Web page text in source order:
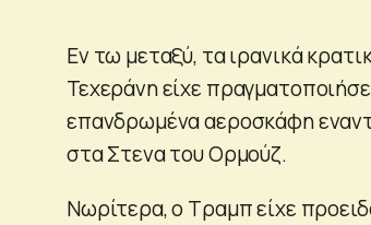
Εν τω μεταξύ, τα ιρανικά
Τεχεράνη είχε
επανδρωμένα αεροσκάφη
στα Στενα του Ορμούζ.
Νωρίτερα, ο Τραμπ είχε